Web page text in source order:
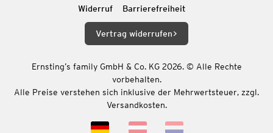
Widerruf
Barrierefreiheit
Vertrag widerrufen
Ernsting’s family GmbH & Co. KG 2026. © Alle Rechte
vorbehalten.
Alle Preise verstehen sich inklusive der Mehrwertsteuer, zzgl.
Versandkosten.